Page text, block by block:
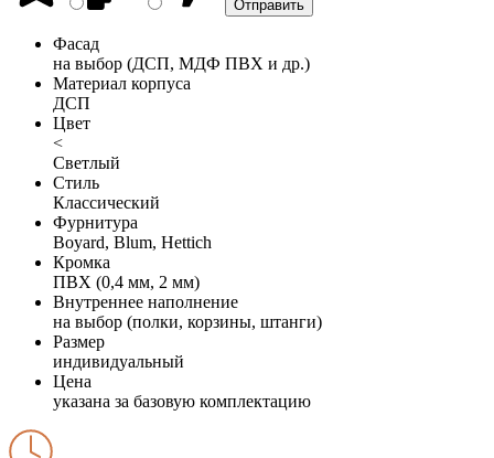
Фасад
на выбор (ДСП, МДФ ПВХ и др.)
Материал корпуса
ДСП
Цвет
<
Светлый
Стиль
Классический
Фурнитура
Boyard, Blum, Hettich
Кромка
ПВХ (0,4 мм, 2 мм)
Внутреннее наполнение
на выбор (полки, корзины, штанги)
Размер
индивидуальный
Цена
указана за базовую комплектацию